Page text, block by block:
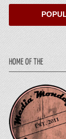
HOME OF THE